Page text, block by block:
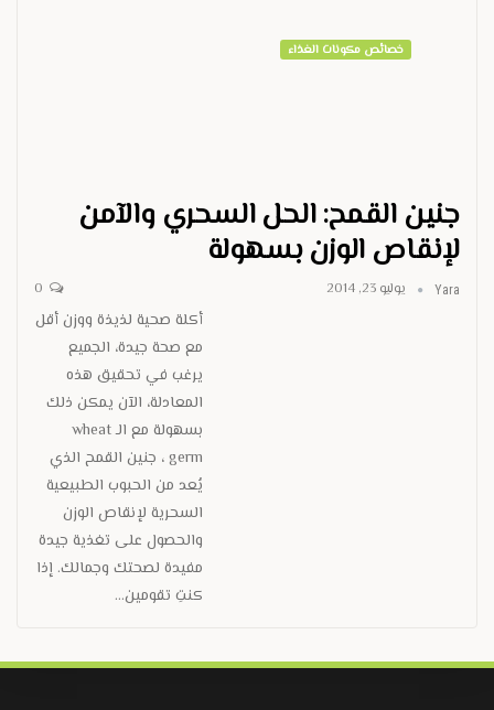
خصائص مكونات الغذاء
جنين القمح: الحل السحري والآمن
لإنقاص الوزن بسهولة
Yara يوليو 23, 2014
أكلة صحية لذيذة ووزن أقل
مع صحة جيدة، الجميع
يرغب في تحقيق هذه
المعادلة، الآن يمكن ذلك
بسهولة مع الـ wheat
germ ، جنين القمح الذي
يُعد من الحبوب الطبيعية
السحرية لإنقاص الوزن
والحصول على تغذية جيدة
مفيدة لصحتك وجمالك. إذا
كنتِ تقومين…